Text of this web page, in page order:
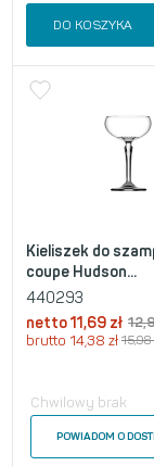
DO KOSZYKA
Kieliszek do
coupe Hudson...
440293
netto11,69 zł
brutto 14,38 zł 15,98
Chwilowy brak
POWIADOM O